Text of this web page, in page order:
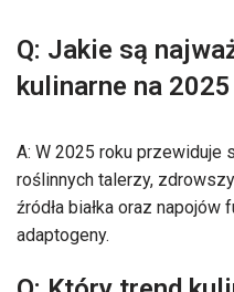
Q: Jakie są
kulinarne na
A: W 2025 roku przewiduje
roślinnych talerzy,
źródła białka oraz
adaptogeny.